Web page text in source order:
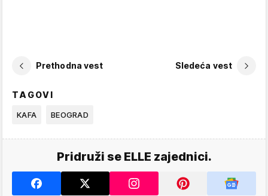
Prethodna vest Sledeća vest
TAGOVI
KAFA BEOGRAD
Pridruži se ELLE zajednici.